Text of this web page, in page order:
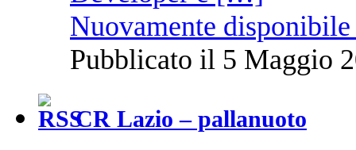
Nuovamente
Pubblicato il 5 Maggio
CR Lazio – pallanuoto